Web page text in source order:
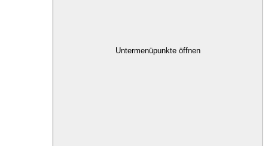
Untermenüpunkte öffnen